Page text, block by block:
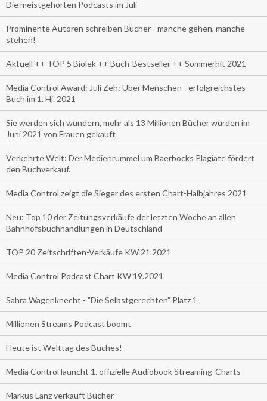
Die meistgehörten Podcasts im Juli
Prominente Autoren schreiben Bücher - manche gehen, manche
stehen!
Aktuell ++ TOP 5 Biolek ++ Buch-Bestseller ++ Sommerhit 2021
Media Control Award: Juli Zeh: Über Menschen - erfolgreichstes
Buch im 1. Hj. 2021
Sie werden sich wundern, mehr als 13 Millionen Bücher wurden im
Juni 2021 von Frauen gekauft
Verkehrte Welt: Der Medienrummel um Baerbocks Plagiate fördert
den Buchverkauf.
Media Control zeigt die Sieger des ersten Chart-Halbjahres 2021
Neu: Top 10 der Zeitungsverkäufe der letzten Woche an allen
Bahnhofsbuchhandlungen in Deutschland
TOP 20 Zeitschriften-Verkäufe KW 21.2021
Media Control Podcast Chart KW 19.2021
Sahra Wagenknecht - "Die Selbstgerechten" Platz 1
Millionen Streams Podcast boomt
Heute ist Welttag des Buches!
Media Control launcht 1. offizielle Audiobook Streaming-Charts
Markus Lanz verkauft Bücher